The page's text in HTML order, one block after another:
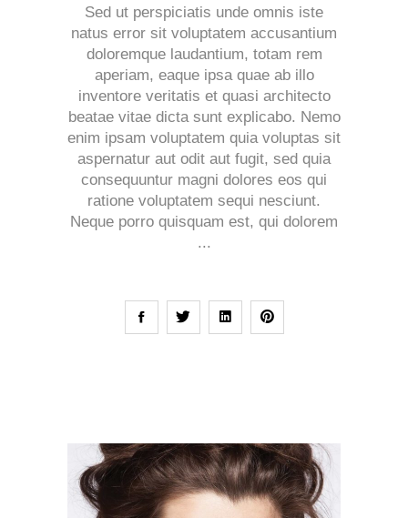
Sed ut perspiciatis unde omnis iste
natus error sit voluptatem accusantium
doloremque laudantium, totam rem
aperiam, eaque ipsa quae ab illo
inventore veritatis et quasi architecto
beatae vitae dicta sunt explicabo. Nemo
enim ipsam voluptatem quia voluptas sit
aspernatur aut odit aut fugit, sed quia
consequuntur magni dolores eos qui
ratione voluptatem sequi nesciunt.
Neque porro quisquam est, qui dolorem